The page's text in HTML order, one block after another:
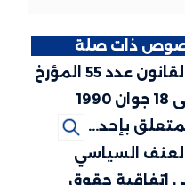
ذات صلة
القانون عدد 55 المؤرخ
فى 18 جوان 1990
بإحد...
السياسي
اتفاقية حقوق